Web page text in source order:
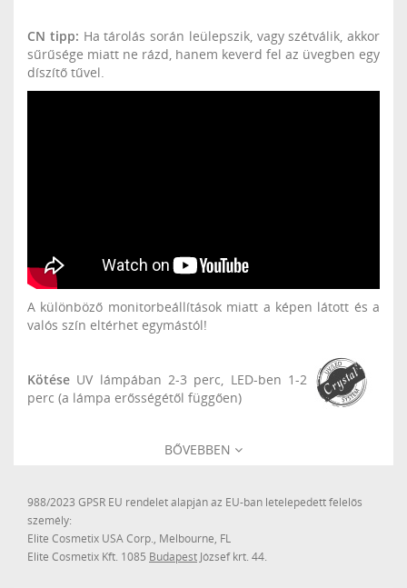
CN tipp: Ha tárolás során leülepszik, vagy szétválik, akkor
sűrűsége miatt ne rázd, hanem keverd fel az üvegben egy
díszítő tűvel.
A különböző monitorbeállítások miatt a képen látott és a
valós szín eltérhet egymástól!
Kötése UV lámpában 2-3 perc, LED-ben 1-2
perc (a lámpa erősségétől függően)
BŐVEBBEN
988/2023 GPSR EU rendelet alapján az EU-ban letelepedett felelős
személy:
Elite Cosmetix USA Corp., Melbourne, FL
Elite Cosmetix Kft. 1085 Budapest József krt. 44.